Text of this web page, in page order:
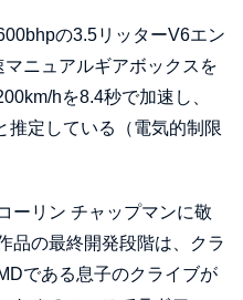
の3.5リッターV6エン
ニュアルギアボックスを
hを8.4秒で加速し、
推定している（電気的制限
ーリン チャップマンに敬
品の最終開発段階は、クラ
である息子のクライブが